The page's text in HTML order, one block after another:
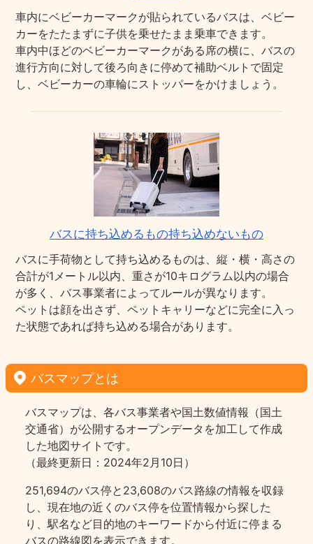
車内にベビーカーマークが貼られているバスは、ベビー
カーをたたまずに子供を乗せたまま乗車できます。
車内中ほどのベビーカーマークがある席の横に、バスの
進行方向に対して後ろ向きに停めて補助ベルトで固定
し、ベビーカーの車輪にストッパーをかけましょう。
バスに持ち込めるもの持ち込めないもの
バスに手荷物として持ち込めるものは、縦・横・高さの
合計が1メートル以内、重さが10キログラム以内の場合
が多く、バス事業者によってルールが異なります。
ペットは顔を出さず、ペットキャリーなどに完全に入っ
た状態であれば持ち込める場合があります。
バスマップとは
バスマップは、各バス事業者や国土数値情報（国土
交通省）が公開するオープンデータを加工して作成
した地図サイトです。
（最終更新日：2024年2月10日）
251,694のバス停と23,608のバス路線の情報を収録
し、現在地の近くのバス停を位置情報から探した
り、駅名など目的地のキーワードから付近に停まる
バスの路線図を表示できます。